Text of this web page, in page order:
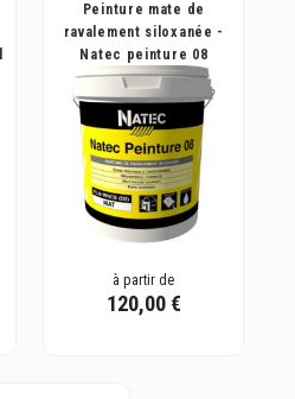
Peinture mate de
ravalement siloxanée -
Natec peinture 08
à partir de
120,00 €